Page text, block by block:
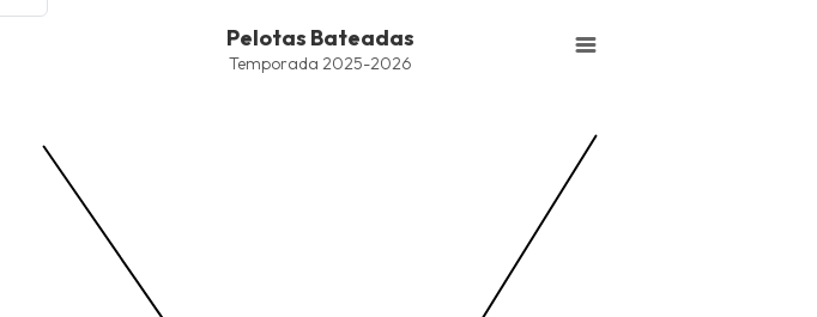
The chart has 1 X axis displaying values. Data ranges from -2.45 to 245.
The chart has 1 Y axis displaying values. Data ranges from -206.84 to -85.
Pelotas Bateadas
Temporada 2025-2026